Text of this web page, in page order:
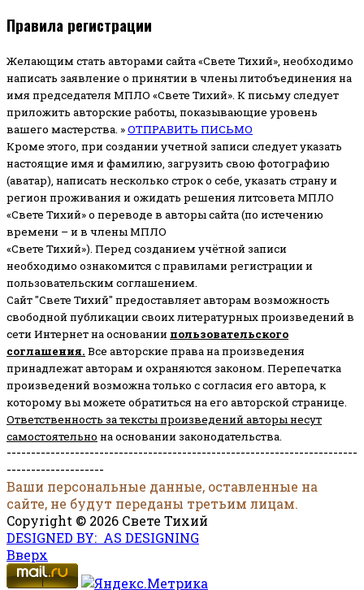
Правила регистрации
Желающим стать авторами сайта «Свете Тихий», необходимо
написать заявление о принятии в члены литобъединения на
имя председателя МПЛО «Свете Тихий». К письму следует
приложить авторские работы, показывающие уровень
вашего мастерства. »ОТПРАВИТЬ ПИСЬМО
Кроме этого, при создании учетной записи следует указать
настоящие имя и фамилию, загрузить свою фотографию
(аватар), написать несколько строк о себе, указать страну и
регион проживания и ожидать решения литсовета МПЛО
«Свете Тихий» о переводе в авторы сайта (по истечению
времени – и в члены МПЛО
«Свете Тихий»). Перед созданием учётной записи
необходимо ознакомится с правилами регистрации и
пользовательским соглашением.
Сайт "Свете Тихий" предоставляет авторам возможность
свободной публикации своих литературных произведений в
сети Интернет на основании пользовательского
соглашения. Все авторские права на произведения
принадлежат авторам и охраняются законом. Перепечатка
произведений возможна только с согласия его автора, к
которому вы можете обратиться на его авторской странице.
Ответственность за тексты произведений авторы несут
самостоятельно на основании законодательства.
------------------------------------------------------------------------
--------------------
Ваши персональные данные, оставленные на
сайте, не будут переданы третьим лицам.
Copyright © 2026 Свете Тихий
DESIGNED BY: AS DESIGNING
Вверх